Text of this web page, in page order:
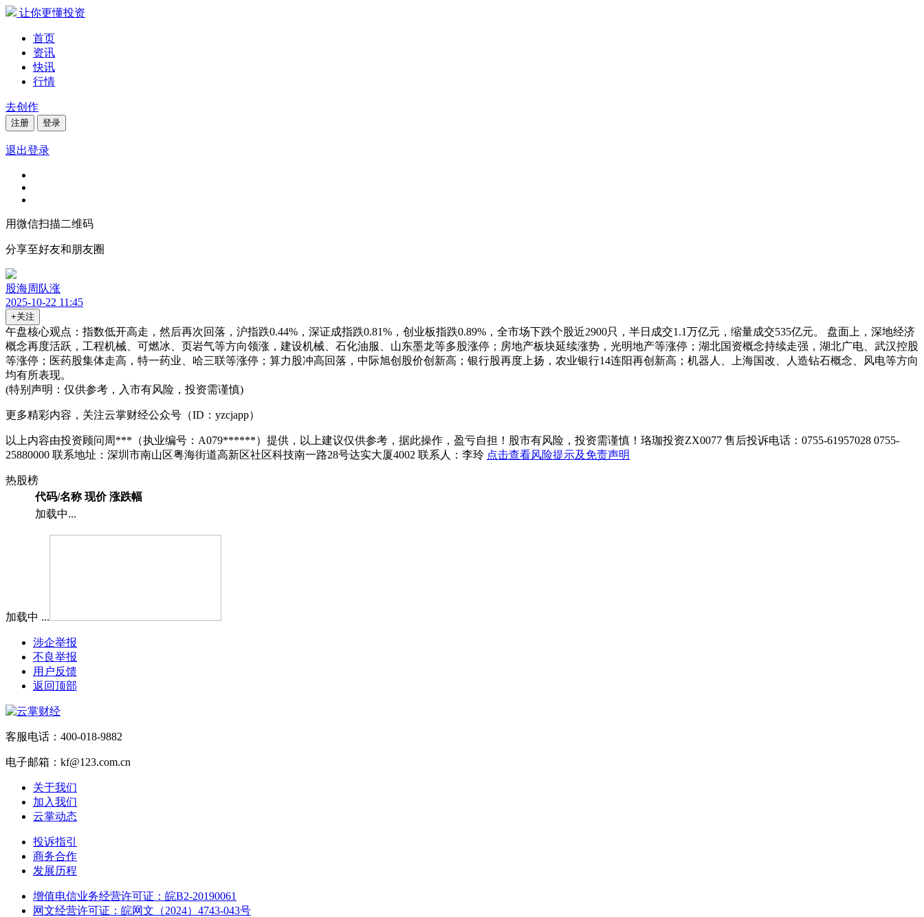
让你更懂投资
首页
资讯
快讯
行情
去创作
注册 登录
退出登录
用微信扫描二维码
分享至好友和朋友圈
股海周队涨
2025-10-22 11:45
+关注
午盘核心观点：指数低开高走，然后再次回落，沪指跌0.44%，深证成指跌0.81%，创业板指跌0.89%，全市场下跌个股近2900只，半日成交1.1万亿元，缩量成交535亿元。 盘面上，深地经济
概念再度活跃，工程机械、可燃冰、页岩气等方向领涨， 建设机械 石化油服 、山东墨龙等多股涨停；房地产板块延续涨势， 光明地产等涨停；湖北国资概念持续走强， 湖北广电
武汉控股
等涨停；医药股集体走高， 特一药业 哈三联等涨停；算力股冲高回落， 中际旭创 股价创新高；银行股再度上扬， 农业银行14连阳再创新高； 机器人
、上海国改、人造钻石概念、风电等方向
均有所表现。
(特别声明：仅供参考，入市有风险，投资需谨慎)
更多精彩内容，关注云掌财经公众号（ID：yzcjapp）
以上内容由投资顾问周***（执业编号：A079******）提供，以上建议仅供参考，据此操作，盈亏自担！股市有风险，投资需谨慎！珞珈投资ZX0077 售后投诉电话：0755-61957028 0755-
25880000 联系地址：深圳市南山区粤海街道高新区社区科技南一路28号达实大厦4002 联系人：李玲 点击查看风险提示及免责声明
热股榜
代码/名称 现价 涨跌幅
加载中...
加载中 ...
涉企举报
不良举报
用户反馈
返回顶部
客服电话：400-018-9882
电子邮箱：kf@123.com.cn
关于我们
加入我们
云掌动态
投诉指引
商务合作
发展历程
增值电信业务经营许可证：皖B2-20190061
网文经营许可证：皖网文（2024）4743-043号